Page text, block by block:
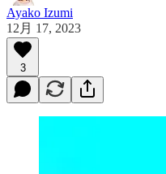
Ayako Izumi
12月 17, 2023
3